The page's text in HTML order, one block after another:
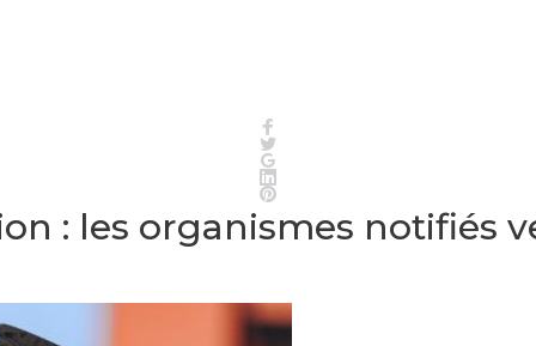
Twitter
Pinterest
: les organismes notifiés